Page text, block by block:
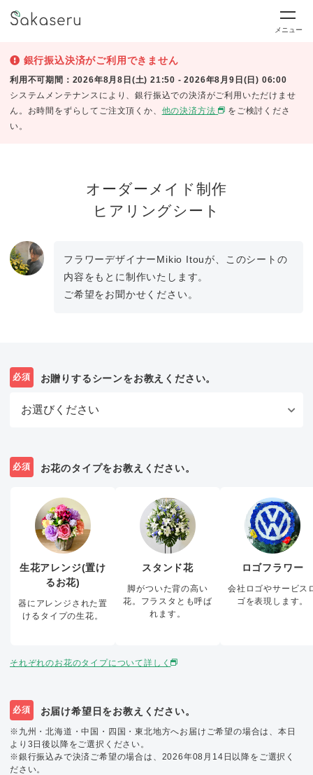
メニュー
銀行振込決済がご利用できません
利用不可期間：2026年8月8日(土) 21:50 - 2026年8月9日(日) 06:00
システムメンテナンスにより、銀行振込での決済がご利用いただけませ
ん。お時間をずらしてご注文頂くか、 他の決済方法
をご検討くださ
い。
オーダーメイド制作
ヒアリングシート
フラワーデザイナーMikio Itouが、このシートの
内容をもとに制作いたします。
ご希望をお聞かせください。
必須 お贈りするシーンをお教えください。
必須 お花のタイプをお教えください。
生花アレンジ(置け
るお花)
器にアレンジされた置
けるタイプの生花。
スタンド花
脚がついた背の高い
花。フラスタとも呼ば
れます。
ロゴフラワー
会社ロゴやサービス
ゴを表現します。
それぞれのお花のタイプについて詳しく
必須 お届け希望日をお教えください。
※九州・北海道・中国・四国・東北地方へお届けご希望の場合は、本日
より3日後以降をご選択ください。
※銀行振込みで決済ご希望の場合は、2026年08月14日以降をご選択く
ださい。